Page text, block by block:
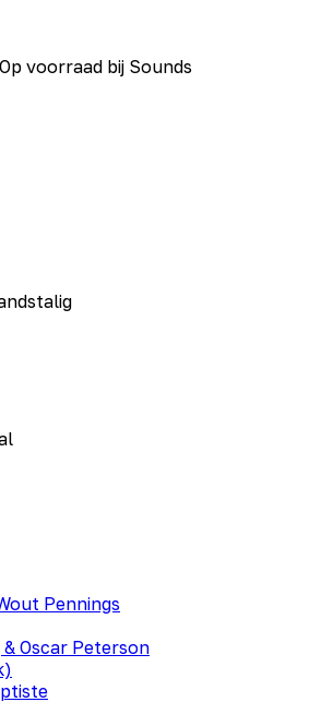
Op voorraad bij Sounds
Pennings
Oscar Peterson